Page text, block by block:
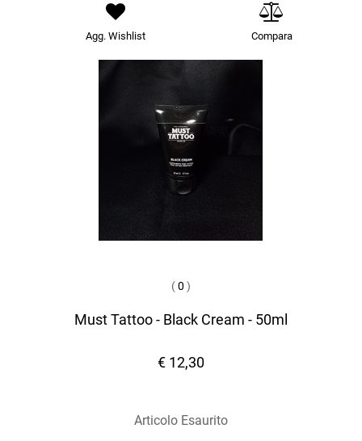
Agg. Wishlist Compara
(0 )
Must Tattoo - Black Cream - 50ml
€ 12,30
Articolo Esaurito